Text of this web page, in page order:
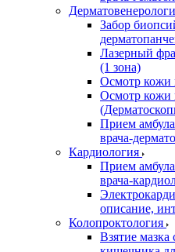
Забор
Лазерный
(1 зона)
Осмотр кожи
Осмотр кожи
Прием
врача-
Кардиология
Прием
врача-
описание,
Колопроктология
Взятие мазка